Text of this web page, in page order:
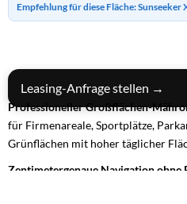
Empfehlung für diese Fläche: Sunseeker
Leasing-Anfrage stellen →
Professioneller Großflächen-
für Firmenareale, Sportplätze,
Grünflächen mit hoher täglicher
Zentimetergenaue Navigation ohne